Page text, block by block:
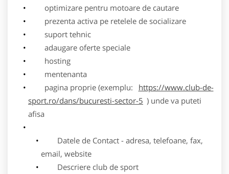
optimizare pentru motoare de cautare
prezenta activa pe retelele de socializare
suport tehnic
adaugare oferte speciale
hosting
mentenanta
pagina proprie (exemplu:
https://www.club-de-
sport.ro/dans/bucuresti-sector-5 ) unde va puteti
afisa
Datele de Contact - adresa, telefoane, fax,
email, website
Descriere club de sport